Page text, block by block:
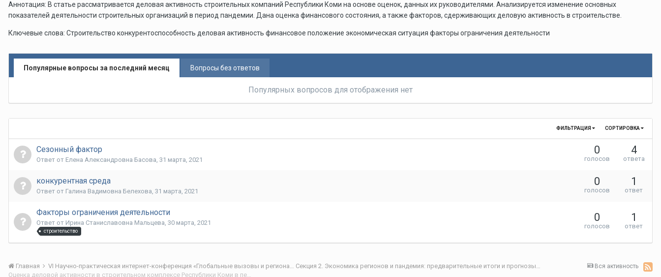
Аннотация: В статье рассматривается деловая активность строительных компаний Республики Коми на основе оценок, данных их руководителями. Анализируется изменение основных
показателей деятельности строительных организаций в период пандемии. Дана оценка финансового состояния, а также факторов, сдерживающих деловую активность в строительстве.
Ключевые слова: Строительство конкурентоспособность деловая активность финансовое положение экономическая ситуация факторы ограничения деятельности
Популярные вопросы за последний месяц Вопросы без ответов
Популярных вопросов для отображения нет
СОРТИРОВКА
ФИЛЬТРАЦИЯ
Сезонный фактор
Ответ от Елена Aлександровна Басова, 31 марта, 2021
0
голосов
4
ответа
конкурентная среда
Ответ от Галина Вадимовна Белехова, 31 марта, 2021
0
голосов
1
ответ
Факторы ограничения деятельности
Ответ от Ирина Станиславовна Мальцева, 30 марта, 2021
строительство
0
голосов
1
ответ
Вся активность
Главная VI Научно-практическая интернет-конференция «Глобальные вызовы и региональное развитие в зеркале социологических измерений»
Секция 2. Экономика регионов и пандемия: предварительные итоги и прогнозы
Оценка деловой активности в строительном комплексе Республики Коми в период пандемии